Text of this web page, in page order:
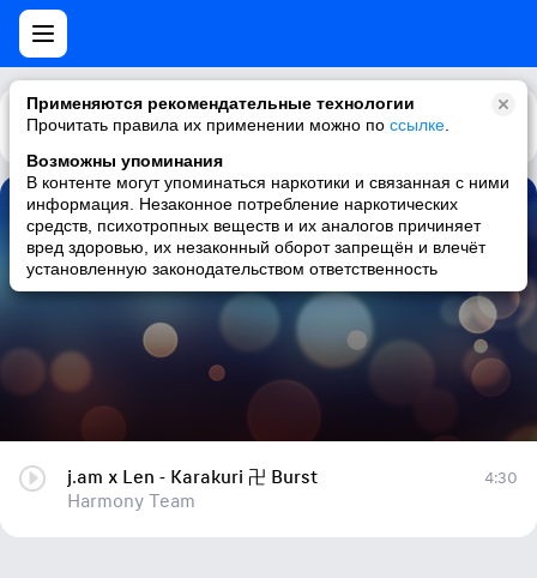
Применяются рекомендательные технологии
Прочитать правила их применении можно по ссылке
Возможны упоминания
В контенте могут упоминаться наркотики и связанная с ними
информация. Незаконное потребление наркотических
средств, психотропных веществ и их аналогов причиняет
вред здоровью, их незаконный оборот запрещён и влечёт
установленную законодательством ответственность
Каталог Рекомендации
j.am x Len - Karakuri 卍 Burst
Harmony Team
j.am x Len - Karakuri 卍 Burst
Harmony Team
4:30